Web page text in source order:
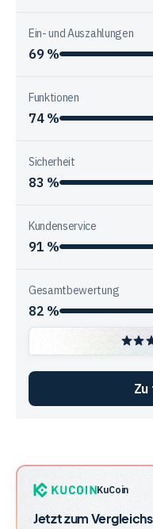
Ein- und Auszahlungen
69 %
Funktionen
74 %
Sicherheit
83 %
Kundenservice
91 %
Gesamtbewertung
82 %
Zu
Unternehmensstruktur
der
KuCoin
Jetzt zum